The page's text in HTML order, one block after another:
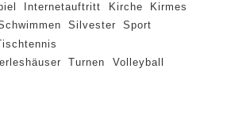
Internetauftritt Kirche
Kirmes
Silvester
Sport
Turnen
Volleyball